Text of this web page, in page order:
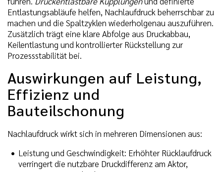
Entlastungsabläufe helfen, Nachlaufdruck beherrschbar zu
machen und die Spaltzyklen wiederholgenau auszuführen.
Zusätzlich trägt eine klare Abfolge aus Druckabbau,
Keilentlastung und kontrollierter Rückstellung zur
Prozessstabilität bei.
Auswirkungen auf Leistung,
Effizienz und
Bauteilschonung
Nachlaufdruck wirkt sich in mehreren Dimensionen aus:
Leistung und Geschwindigkeit: Erhöhter Rücklaufdruck
verringert die nutzbare Druckdifferenz am Aktor,